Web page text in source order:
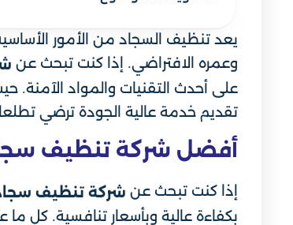
يعد تنظيف السجاد من الأمور
وعمره الافتراضي. إذا كنت تبحث عن
على أحدث التقنيات والمواد الآمنة.
تقديم خدمة عالية الجودة ترضي تطلعاتك.
أفضل شركة تنظيف
إذا كنت تبحث عن شركة تنظيف
بكفاءة عالية وبأسعار تنافسية. كل